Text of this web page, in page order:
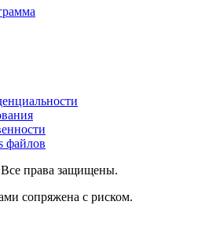
файлов
права защищены.
сопряжена с риском.